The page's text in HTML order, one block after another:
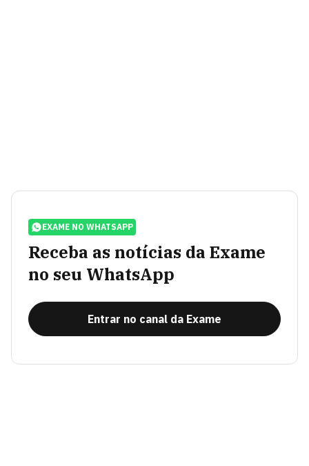
EXAME NO WHATSAPP
Receba as notícias da Exame
no seu WhatsApp
Entrar no canal da Exame